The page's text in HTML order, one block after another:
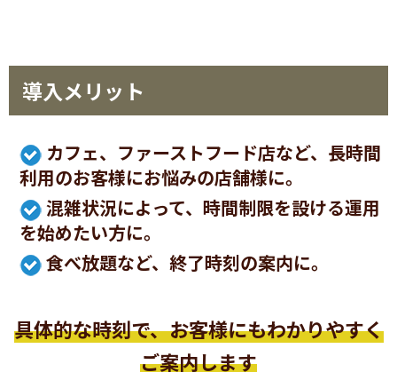
導入メリット
カフェ、ファーストフード店など、長時間
利用のお客様にお悩みの店舗様に。
混雑状況によって、時間制限を設ける運用
を始めたい方に。
食べ放題など、終了時刻の案内に。
具体的な時刻で、お客様にもわかりやすく
ご案内します